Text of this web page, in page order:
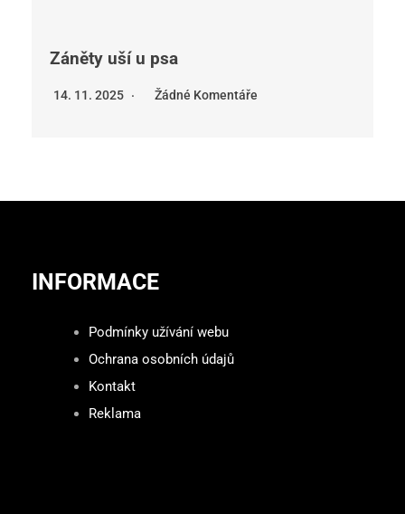
Záněty uší u psa
14. 11. 2025 Žádné Komentáře
INFORMACE
Podmínky užívání webu
Ochrana osobních údajů
Kontakt
Reklama